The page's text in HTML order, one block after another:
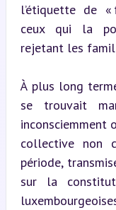
l’étiquette de
ceux qui la
rejetant les
À plus long
se trouvait
inconsciemment
collective non
période,
sur la